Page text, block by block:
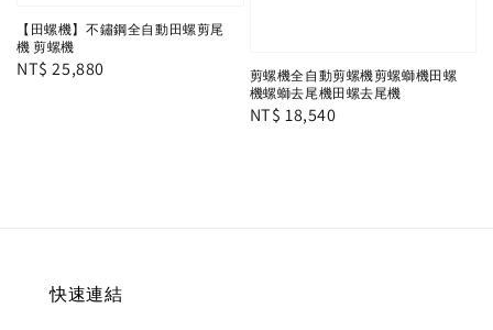
【田螺機】不鏽鋼全自動田螺剪尾
機 剪螺機
Regular
NT$ 25,880
剪螺機全自動剪螺機剪螺螄機田螺
機螺螄去尾機田螺去尾機
Regular
NT$ 18,540
快速連結